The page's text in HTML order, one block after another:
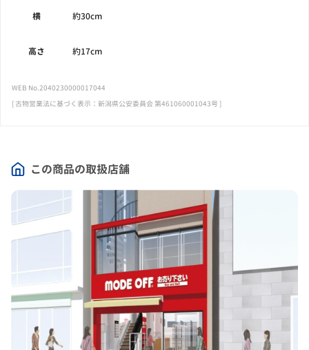
この商品の取扱店舗
横 約30cm
高さ 約17cm
WEB No.2040230000017044
[ 古物営業法に基づく表示：新潟県公安委員会 第461060001043号 ]